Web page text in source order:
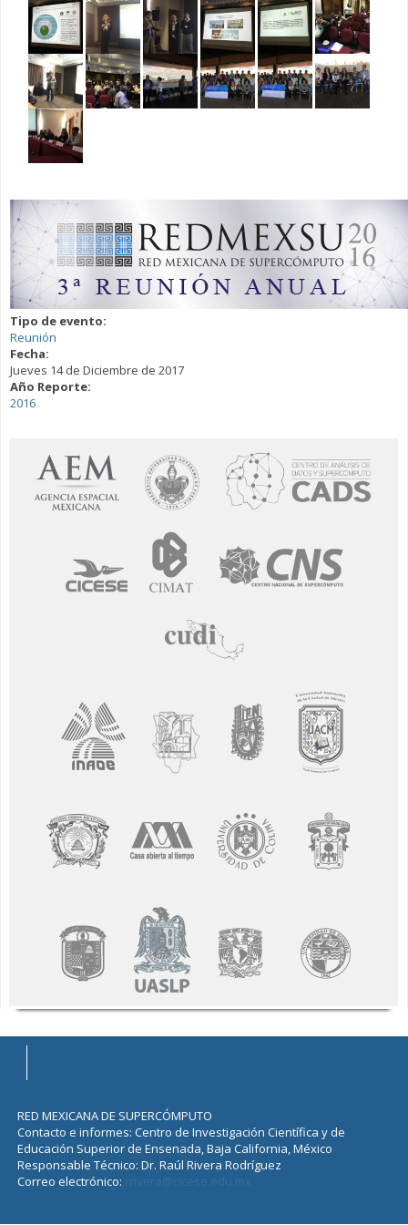
Tipo de evento:
Reunión
Fecha:
Jueves 14 de Diciembre de 2017
Año Reporte:
2016
RED MEXICANA DE SUPERCÓMPUTO
Contacto e informes: Centro de Investigación Científica y de
Educación Superior de Ensenada, Baja California, México
Responsable Técnico: Dr. Raúl Rivera Rodríguez
Correo electrónico: